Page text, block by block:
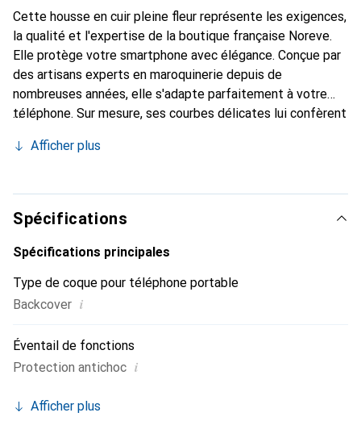
Cette housse en cuir pleine fleur représente les exigences,
la qualité et l'expertise de la boutique française Noreve.
Elle protège votre smartphone avec élégance. Conçue par
des artisans experts en maroquinerie depuis de
nombreuses années, elle s'adapte parfaitement à votre
téléphone. Sur mesure, ses courbes délicates lui confèrent
et indispensable pour votre smartphone. Reconnaître
marque Noreve est un choix sûr pour une clientèle
exigeante.
Afficher plus
Spécifications
Spécifications principales
Type de coque pour téléphone portable
Backcover i
Éventail de fonctions
Protection antichoc i
Afficher plus